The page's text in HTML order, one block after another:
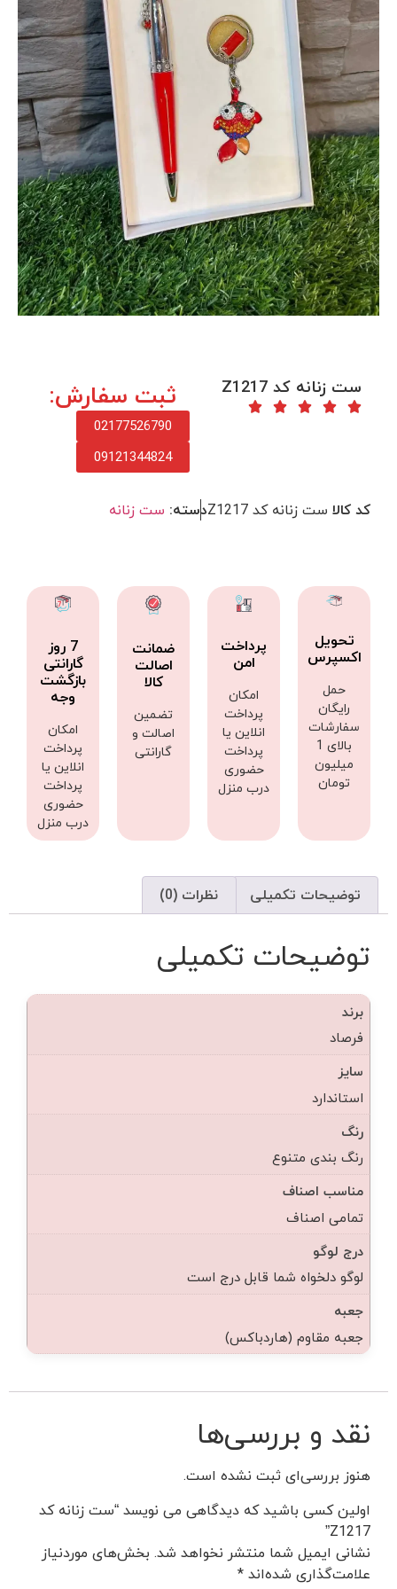
ست زنانه کد Z1217 ثبت سفارش:
02177526790
09121344824
کد کالا ست زنانه کد Z1217 دسته: ست زنانه
تحویل
اکسپرس
حمل
رایگان
سفارشات
بالای 1
میلیون
تومان
پرداخت
امن
امکان
پرداخت
انلاین یا
پرداخت
حضوری
درب منزل
ضمانت
اصالت
کالا
تضمین
اصالت و
گارانتی
7 روز
گارانتی
بازگشت
وجه
امکان
پرداخت
انلاین یا
پرداخت
حضوری
درب منزل
توضیحات تکمیلی نظرات (0)
توضیحات تکمیلی
برند
فرصاد
سایز
استاندارد
رنگ
رنگ بندی متنوع
مناسب اصناف
تمامی اصناف
درج لوگو
لوگو دلخواه شما قابل درج است
جعبه
جعبه مقاوم (هاردباکس)
نقد و بررسی‌ها
هنوز بررسی‌ای ثبت نشده است.
اولین کسی باشید که دیدگاهی می نویسد “ست زنانه کد
Z1217”
نشانی ایمیل شما منتشر نخواهد شد. بخش‌های موردنیاز
علامت‌گذاری شده‌اند*